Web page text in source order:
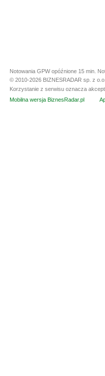
Notowania GPW opóźnione 15 min.
© 2010-2026 BIZNESRADAR sp. z
Korzystanie z serwisu oznacza
Mobilna wersja BiznesRadar.pl